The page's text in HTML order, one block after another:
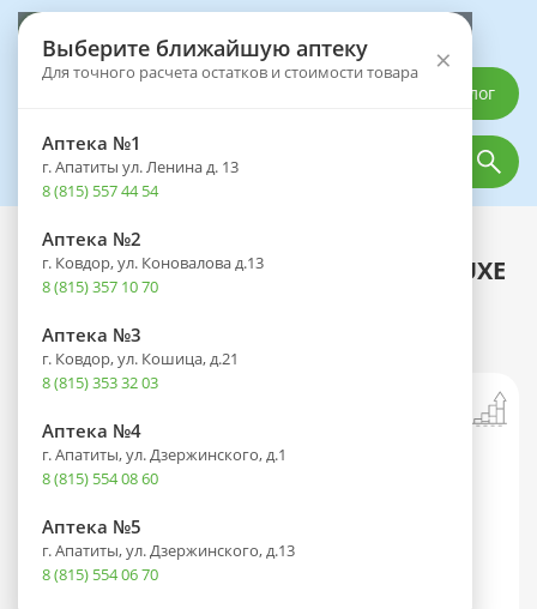
Выберите ближайшую аптеку
Для точного расчета остатков и стоимости товара ×
Аптека №1
г. Апатиты ул. Ленина д. 13
8 (815) 557 44 54
Аптека №2
г. Ковдор, ул. Коновалова д.13
8 (815) 357 10 70
Аптека №3
г. Ковдор, ул. Кошица, д.21
8 (815) 353 32 03
Аптека №4
г. Апатиты, ул. Дзержинского, д.1
8 (815) 554 08 60
Аптека №5
г. Апатиты, ул. Дзержинского, д.13
8 (815) 554 06 70
Каталог
Каталог Оптика
Линзы ACUVUE OASYS WITH HYDRALUXE
(1 день) BC 8.5 контактные мягкие
корриг. (-3,50) №30